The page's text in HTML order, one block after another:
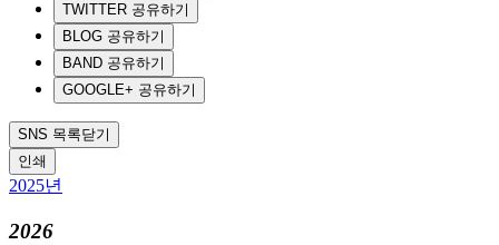
TWITTER 공유하기
BLOG 공유하기
BAND 공유하기
GOOGLE+ 공유하기
SNS 목록닫기
인쇄
2025년
2026